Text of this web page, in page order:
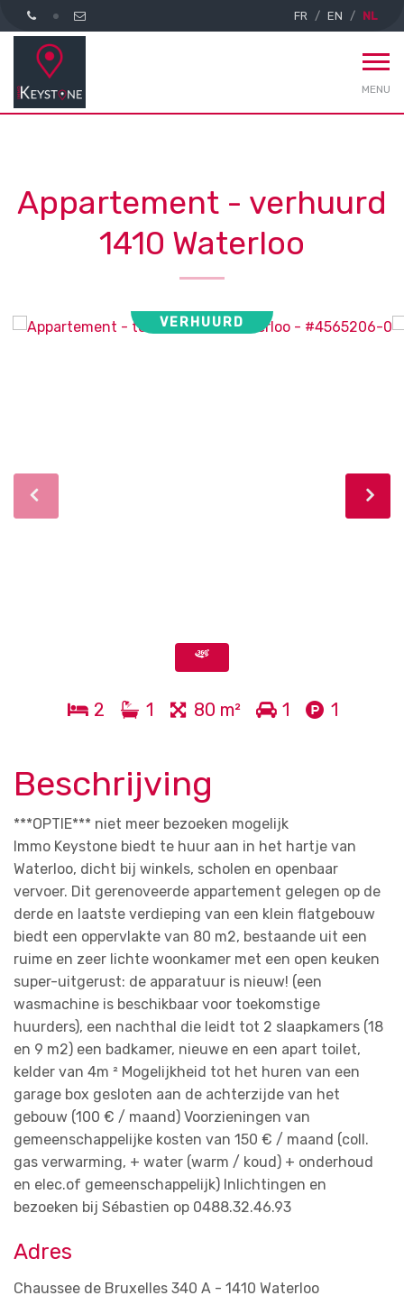
FR EN NL
MENU
Appartement - verhuurd
1410 Waterloo
VERHUURD
2 1 80 m² 1 1
Beschrijving
***OPTIE*** niet meer bezoeken mogelijk
Immo Keystone biedt te huur aan in het hartje van
Waterloo, dicht bij winkels, scholen en openbaar
vervoer. Dit gerenoveerde appartement gelegen op de
derde en laatste verdieping van een klein flatgebouw
biedt een oppervlakte van 80 m2, bestaande uit een
ruime en zeer lichte woonkamer met een open keuken
super-uitgerust: de apparatuur is nieuw! (een
wasmachine is beschikbaar voor toekomstige
huurders), een nachthal die leidt tot 2 slaapkamers (18
en 9 m2) een badkamer, nieuwe en een apart toilet,
kelder van 4m ² Mogelijkheid tot het huren van een
garage box gesloten aan de achterzijde van het
gebouw (100 € / maand) Voorzieningen van
gemeenschappelijke kosten van 150 € / maand (coll.
gas verwarming, + water (warm / koud) + onderhoud
en elec.of gemeenschappelijk) Inlichtingen en
bezoeken bij Sébastien op 0488.32.46.93
Adres
Chaussee de Bruxelles 340 A - 1410 Waterloo